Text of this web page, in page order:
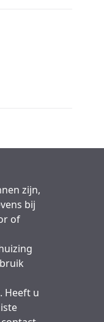
zijn,
bij
of
Heeft u